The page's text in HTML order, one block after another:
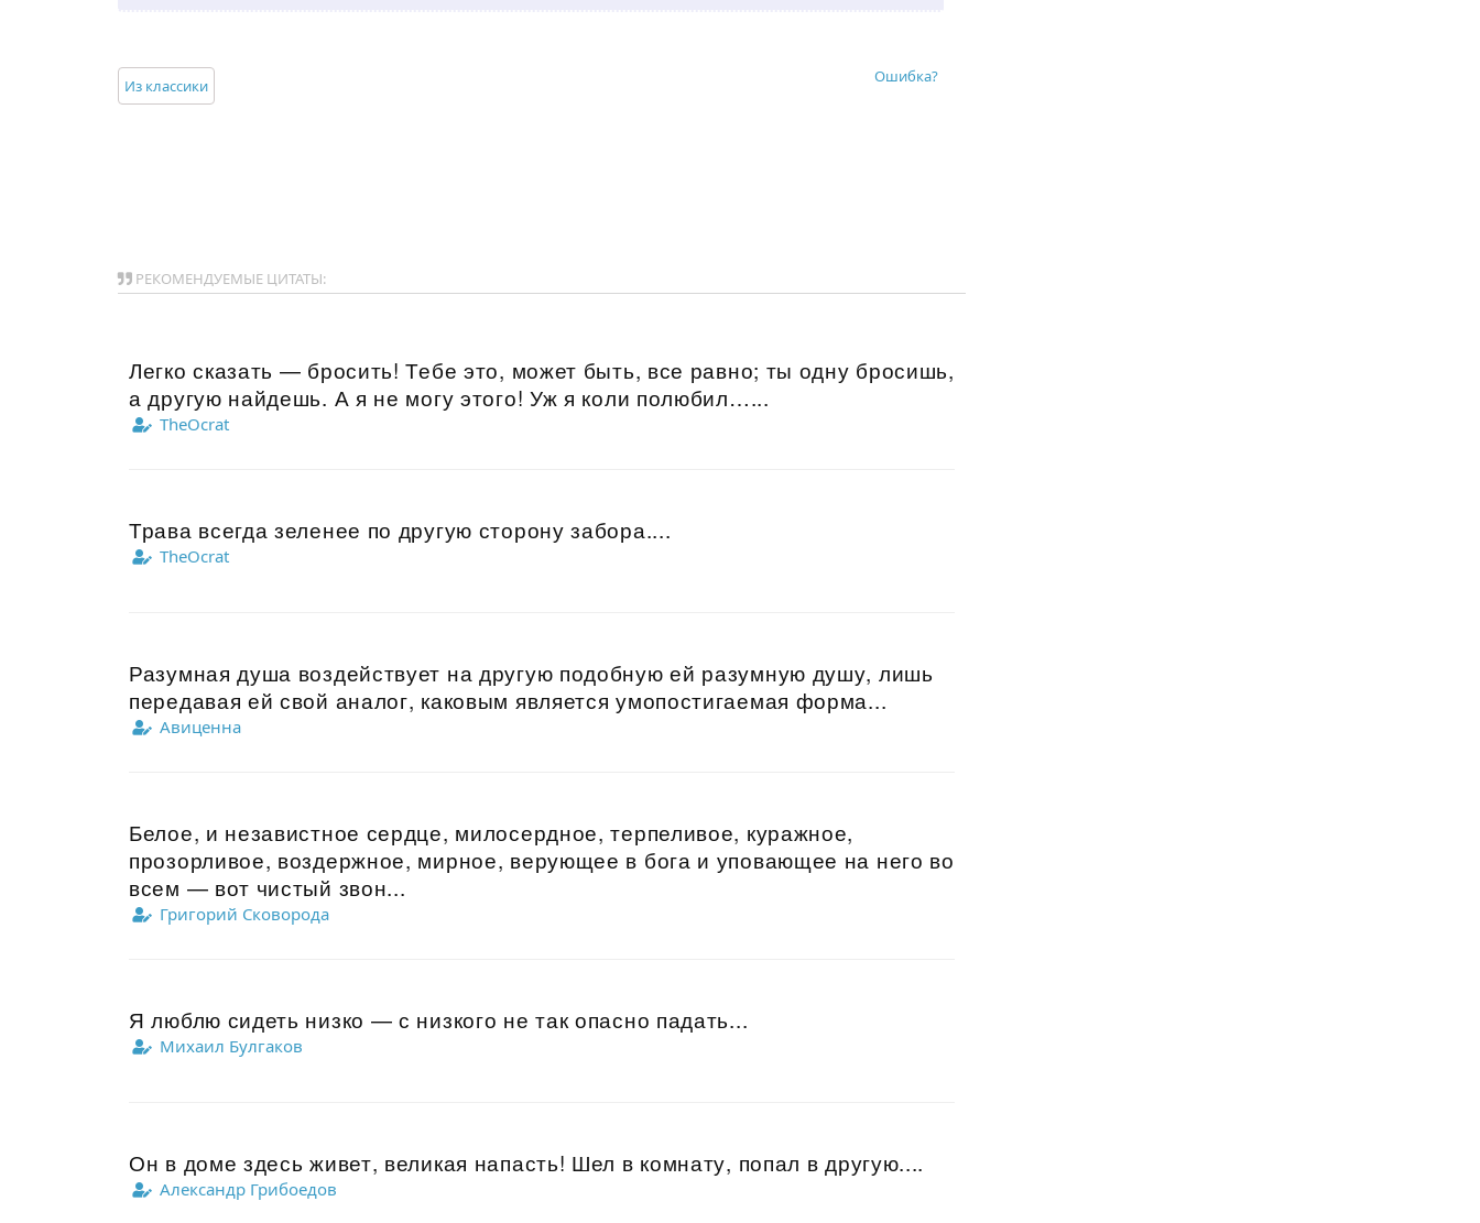
Из классики Ошибка?
РЕКОМЕНДУЕМЫЕ ЦИТАТЫ:
Легко сказать — бросить! Тебе это, может быть, все равно; ты одну бросишь,
а другую найдешь. А я не могу этого! Уж я коли полюбил…...
TheOcrat
Трава всегда зеленее по другую сторону забора....
TheOcrat
Разумная душа воздействует на другую подобную ей разумную душу, лишь
передавая ей свой аналог, каковым является умопостигаемая форма...
Авиценна
Белое, и независтное сердце, милосердное, терпеливое, куражное,
прозорливое, воздержное, мирное, верующее в бога и уповающее на него во
всем — вот чистый звон...
Григорий Сковорода
Я люблю сидеть низко — с низкого не так опасно падать...
Михаил Булгаков
Он в доме здесь живет, великая напасть! Шел в комнату, попал в другую....
Александр Грибоедов